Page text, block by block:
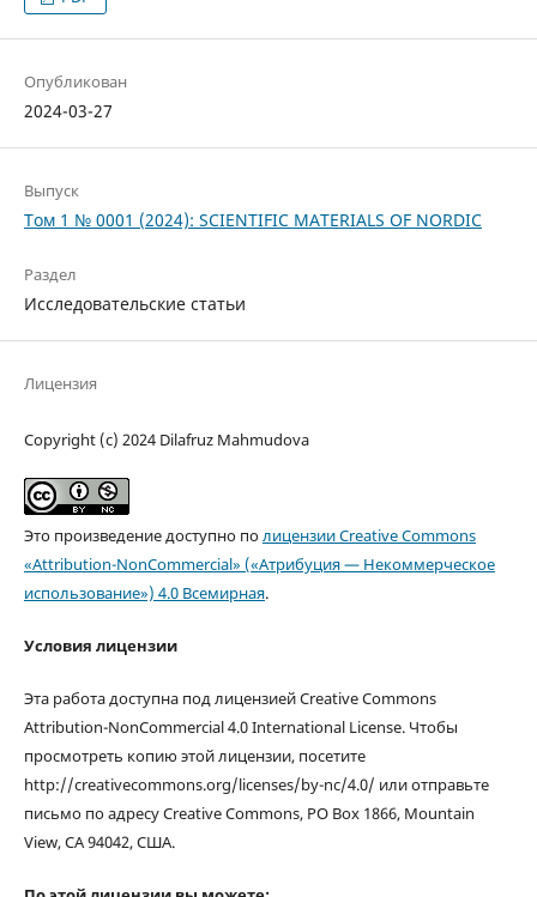
Опубликован
2024-03-27
Выпуск
Том 1 № 0001 (2024): SCIENTIFIC MATERIALS OF NORDIC
Раздел
Исследовательские статьи
Лицензия
Copyright (c) 2024 Dilafruz Mahmudova
Это произведение доступно полицензии Creative Commons
«Attribution-NonCommercial» («Атрибуция — Некоммерческое
использование») 4.0 Всемирная.
Условия лицензии
Эта работа доступна под лицензией Creative Commons
Attribution-NonCommercial 4.0 International License. Чтобы
просмотреть копию этой лицензии, посетите
http://creativecommons.org/licenses/by-nc/4.0/ или отправьте
письмо по адресу Creative Commons, PO Box 1866, Mountain
View, CA 94042, США.